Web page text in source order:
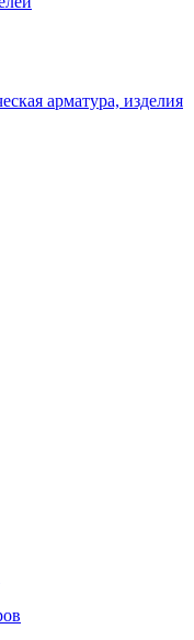
арматура, изделия